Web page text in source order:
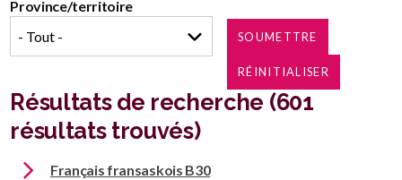
Province/territoire
Résultats de recherche (601
résultats trouvés)
Français fransaskois B30